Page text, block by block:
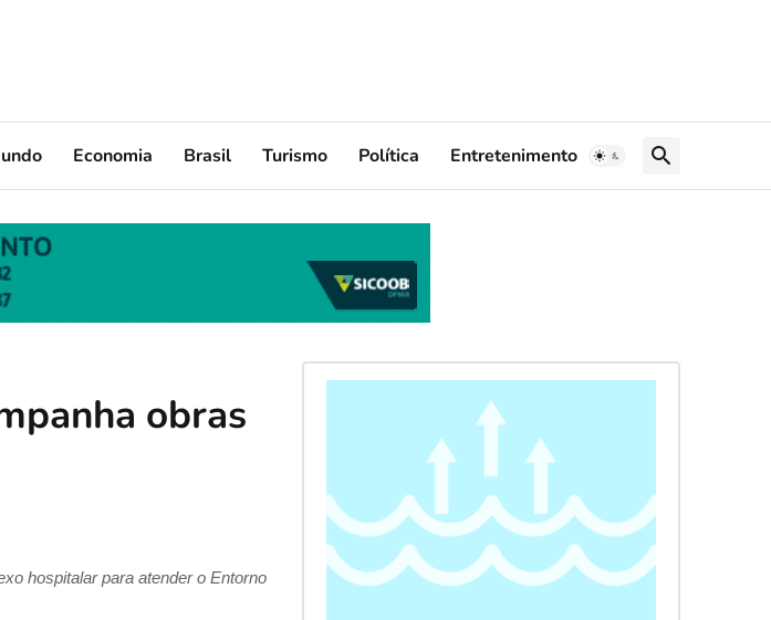
Economia Brasil Turismo Política Entretenimento
obras
hospitalar para atender o Entorno